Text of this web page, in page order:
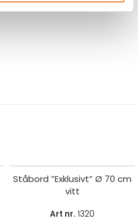
Ståbord ”Exklusivt” Ø 70 cm
vitt
Art nr. 1320